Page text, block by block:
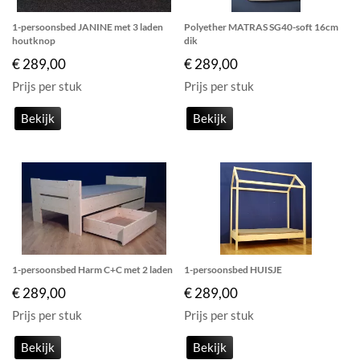
1-persoonsbed JANINE met 3 laden
houtknop
€ 289,00
Prijs per stuk
Bekijk
Polyether MATRAS SG40-soft 16cm
dik
€ 289,00
Prijs per stuk
Bekijk
1-persoonsbed Harm C+C met 2 laden
€ 289,00
Prijs per stuk
Bekijk
1-persoonsbed HUISJE
€ 289,00
Prijs per stuk
Bekijk